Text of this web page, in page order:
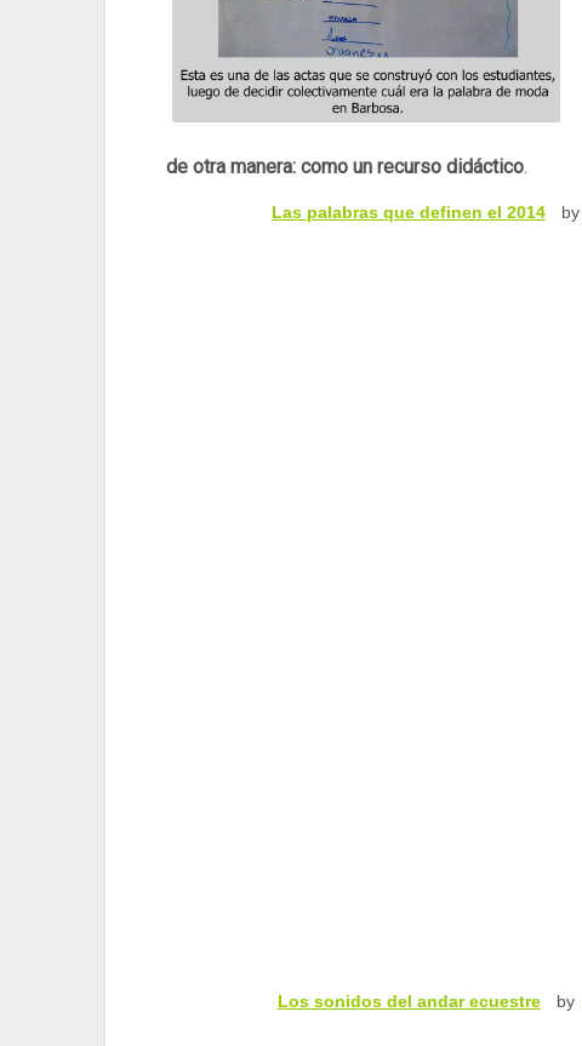
de otra manera: como un recurso didáctico.
Las palabras que definen el 2014 by
Los sonidos del andar ecuestre by